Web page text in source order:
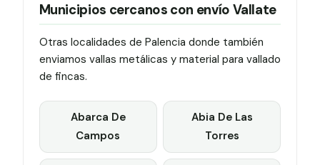
Municipios cercanos con envío Vallate
Otras localidades de Palencia donde también
enviamos vallas metálicas y material para vallado
de fincas.
Abarca De
Campos
Abia De Las
Torres